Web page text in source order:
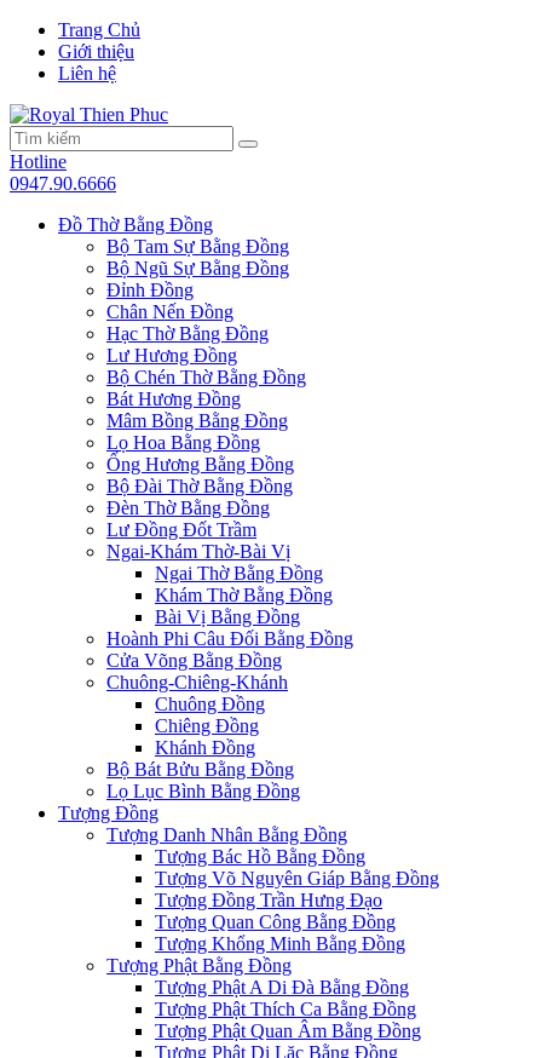
Trang Chủ
Giới thiệu
Liên hệ
Hotline
0947.90.6666
Đồ Thờ Bằng Đồng
Bộ Tam Sự Bằng Đồng
Bộ Ngũ Sự Bằng Đồng
Đỉnh Đồng
Chân Nến Đồng
Hạc Thờ Bằng Đồng
Lư Hương Đồng
Bộ Chén Thờ Bằng Đồng
Bát Hương Đồng
Mâm Bồng Bằng Đồng
Lọ Hoa Bằng Đồng
Ống Hương Bằng Đồng
Bộ Đài Thờ Bằng Đồng
Đèn Thờ Bằng Đồng
Lư Đồng Đốt Trầm
Ngai-Khám Thờ-Bài Vị
Ngai Thờ Bằng Đồng
Khám Thờ Bằng Đồng
Bài Vị Bằng Đồng
Hoành Phi Câu Đối Bằng Đồng
Cửa Võng Bằng Đồng
Chuông-Chiêng-Khánh
Chuông Đồng
Chiêng Đồng
Khánh Đồng
Bộ Bát Bửu Bằng Đồng
Lọ Lục Bình Bằng Đồng
Tượng Đồng
Tượng Danh Nhân Bằng Đồng
Tượng Bác Hồ Bằng Đồng
Tượng Võ Nguyên Giáp Bằng Đồng
Tượng Đồng Trần Hưng Đạo
Tượng Quan Công Bằng Đồng
Tượng Khổng Minh Bằng Đồng
Tượng Phật Bằng Đồng
Tượng Phật A Di Đà Bằng Đồng
Tượng Phật Thích Ca Bằng Đồng
Tượng Phật Quan Âm Bằng Đồng
Tượng Phật Di Lặc Bằng Đồng